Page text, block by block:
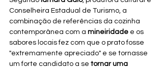
Conselheira Estadual de Turismo, a
combinação de referências da cozinha
contemporânea com a mineiridade e os
sabores locais fez com que o prato fosse
"extremamente apreciado" e se tornasse
um forte candidato a se tornar uma